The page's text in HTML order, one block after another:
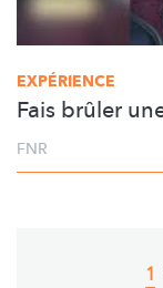
EXPÉRIENCE
Fais brûler
FNR
1